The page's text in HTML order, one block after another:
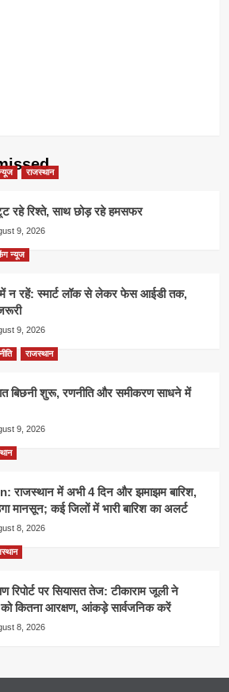
राजस्थान
रहे रिश्ते, साथ छोड़ रहे हमसफर
9, 2026
न्यूज
में न रहें: स्मार्ट लॉक से लेकर फेस आईडी तक,
9, 2026
राजस्थान
बिछनी शुरू, रणनीति और समीकरण साधने में
9, 2026
में अभी 4 दिन और झमाझम बारिश,
मानसून; कई जिलों में भारी बारिश का अलर्ट
8, 2026
पर सियासत तेज: टीकाराम जूली ने
कितना आरक्षण, आंकड़े सार्वजनिक करें
8, 2026